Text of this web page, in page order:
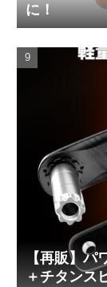
に！
【再販】
＋チタンス